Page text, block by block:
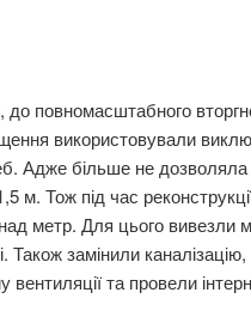
до повномасштабного
використовували
Адже більше не дозволяла
м. Тож під час
метр. Для цього вивезли
Також замінили
та провели